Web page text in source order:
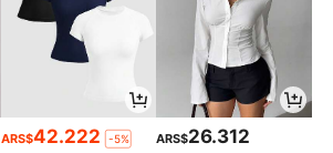
ARS$42.222 -5% ARS$26.312